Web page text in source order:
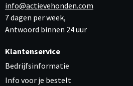
info@actievehonden.com
7 dagen per week,
Antwoord binnen 24 uur
Klantenservice
Bedrijfsinformatie
Info voor je bestelt